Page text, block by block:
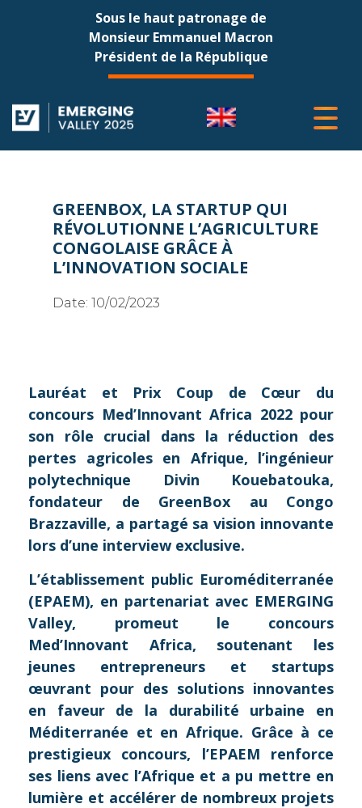
Sous le haut patronage de
Monsieur Emmanuel Macron
Président de la République
GREENBOX, LA STARTUP QUI
RÉVOLUTIONNE L’AGRICULTURE
CONGOLAISE GRÂCE À
L’INNOVATION SOCIALE
Date: 10/02/2023
Lauréat et Prix Coup de Cœur du
concours Med’Innovant Africa 2022 pour
son rôle crucial dans la réduction des
pertes agricoles en Afrique, l’ingénieur
polytechnique Divin Kouebatouka,
fondateur de GreenBox au Congo
Brazzaville, a partagé sa vision innovante
lors d’une interview exclusive.
L’établissement public Euroméditerranée
(EPAEM), en partenariat avec EMERGING
Valley, promeut le concours
Med’Innovant Africa, soutenant les
jeunes entrepreneurs et startups
œuvrant pour des solutions innovantes
en faveur de la durabilité urbaine en
Méditerranée et en Afrique. Grâce à ce
prestigieux concours, l’EPAEM renforce
ses liens avec l’Afrique et a pu mettre en
lumière et accélérer de nombreux projets